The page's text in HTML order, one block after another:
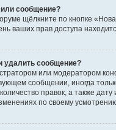
сообщение?
щёлкните по кнопке
ваших прав доступа
удалить сообщение?
или модератором
сообщении, иногда
правок, а также
по своему